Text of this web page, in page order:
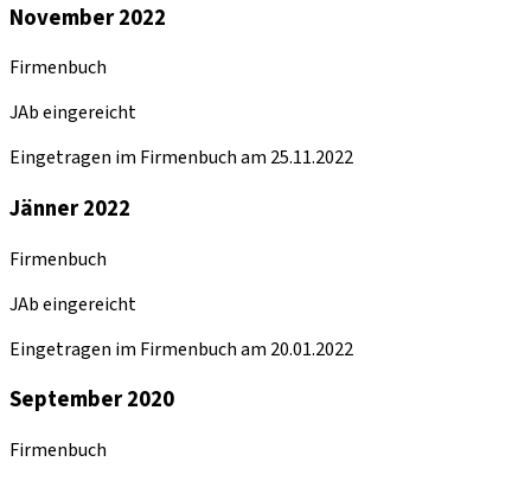
November 2022
Firmenbuch
JAb eingereicht
Eingetragen im Firmenbuch am 25.11.2022
Jänner 2022
Firmenbuch
JAb eingereicht
Eingetragen im Firmenbuch am 20.01.2022
September 2020
Firmenbuch